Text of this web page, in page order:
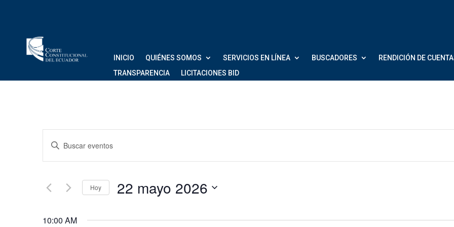
INICIO QUIÉNES SOMOS SERVICIOS EN LÍNEA BUSCADORES
RENDICIÓN DE
TRANSPARENCIA
LICITACIONES BID
Navegación
de
búsqueda
y
vistas
Introduce
Busca
Hoy 22 mayo 2026
10:00 AM